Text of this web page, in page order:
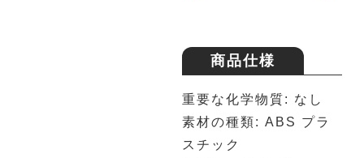
商品仕様
重要な化学物質: なし
素材の種類: ABS プラ
スチック